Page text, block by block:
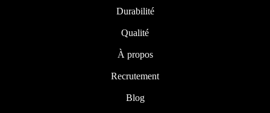
Durabilité
Qualité
À propos
Recrutement
Blog